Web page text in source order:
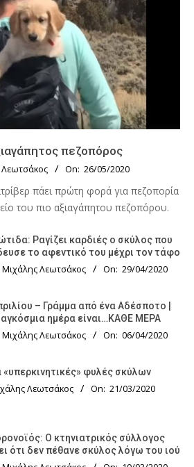
πεζοπόρος
On: 26/05/2020
πάει πρώτη φορά για πεζοπορία
του πιο αξιαγάπητου πεζοπόρου.
Ραγίζει καρδιές ο σκύλος που
το αφεντικό του μέχρι τον τάφο
Μιχάλης Λεωτσάκος On: 29/04/2020
– Γράμμα από ένα Αδέσποτο |
ημέρα είναι…ΚΑΘΕ ΜΕΡΑ
Μιχάλης Λεωτσάκος On: 06/04/2020
«υπερκινητικές» φυλές σκύλων
Λεωτσάκος On: 21/03/2020
Ο κτηνιατρικός σύλλογος
ότι δεν πέθανε σκύλος λόγω του ιού